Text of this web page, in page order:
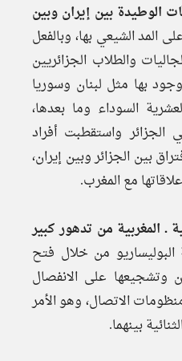
الوطيدة بين إيران وبين
المد الشيعي بها، وبالفعل
والطلاب الجزائريين
بها مثل لبنان وسوريا
السوداء وما بعدها،
الجزائر واستقطبت أفراد
بين الجزائر وبين إيران،
مع المغرب.
ـ المغربية من تدهور كبير
من خلال فتح
وتشجيعها على الانفصال
الاتصال، وهو الأمر
بينهما.